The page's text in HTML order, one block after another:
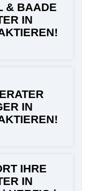
& BAADE
IN
IN
IHRE
IN